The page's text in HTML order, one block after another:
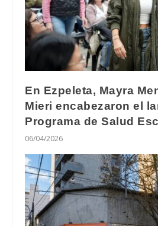
En Ezpeleta, Mayra
Mieri encabezaron el
Programa de Salud
06/04/2026